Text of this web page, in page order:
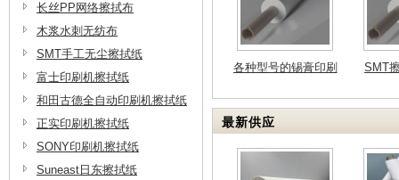
长丝PP网络擦拭布
木浆水刺无纺布
SMT手工无尘擦拭纸
富士印刷机擦拭纸
和田古德全自动印刷机擦拭纸
正实印刷机擦拭纸
SONY印刷机擦拭纸
Suneast日东擦拭纸
各种型号的锡膏印刷
机使用的擦拭卷纸的
规格统计
2024-07-10
SMT
最新供应